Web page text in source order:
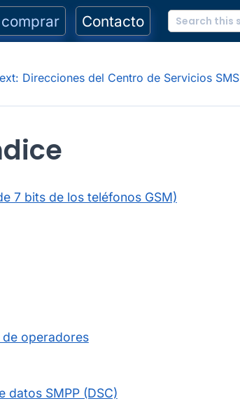
Contacto
Direcciones del Centro de Servicios SMS
7 bits de los teléfonos GSM)
operadores
datos SMPP (DSC)